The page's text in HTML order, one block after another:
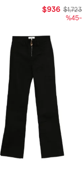
$1,723
$936
-%45